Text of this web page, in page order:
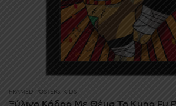
FRAMED POSTERS, KIDS